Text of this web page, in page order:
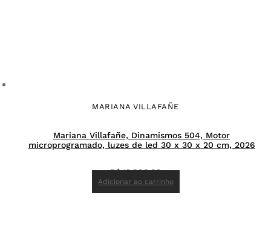
MARIANA VILLAFAÑE
Mariana Villafañe, Dinamismos 504, Motor
microprogramado, luzes de led 30 x 30 x 20 cm, 2026
R$19.000,00
Adicionar ao carrinho